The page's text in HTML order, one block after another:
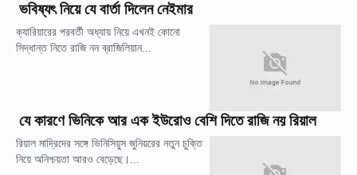
ভবিষ্যৎ নিয়ে যে বার্তা দিলেন নেইমার
ক্যারিয়ারের পরবর্তী অধ্যায় নিয়ে এখনই কোনো
সিদ্ধান্ত নিতে রাজি নন ব্রাজিলিয়ান...
যে কারণে ভিনিকে আর এক ইউরোও বেশি দিতে রাজি নয় রিয়াল
রিয়াল মাদ্রিদের সঙ্গে ভিনিসিয়ুস জুনিয়রের নতুন চুক্তি
নিয়ে অনিশ্চয়তা আরও বেড়েছে।...